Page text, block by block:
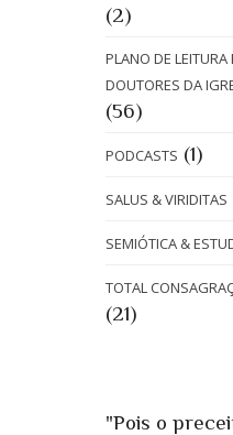
(2)
PLANO DE
DOUTORES DA
(56)
PODCASTS (1)
SALUS & VIRIDITAS
SEMIÓTICA &
TOTAL
(21)
"Pois o